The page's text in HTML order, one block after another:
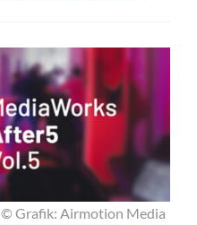
© Grafik: Airmotion Media